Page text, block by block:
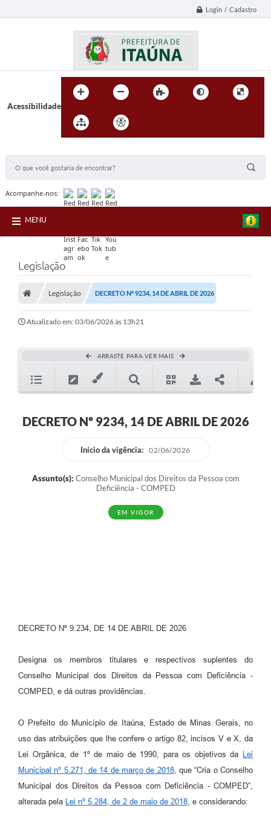
Login / Cadastro
Acessibilidade
Acompanhe-nos:
MENU
Legislação
Legislação DECRETO Nº 9234, 14 DE ABRIL DE 2026
Atualizado em: 03/06/2026 às 13h21
ARRASTE PARA VER MAIS
DECRETO Nº 9234, 14 DE ABRIL DE 2026
Início da vigência: 02/06/2026
Assunto(s): Conselho Municipal dos Direitos da Pessoa com
Deficiência - COMPED
EM VIGOR
DECRETO Nº 9.234, DE 14 DE ABRIL DE 2026
Designa os membros titulares e respectivos suplentes do
Conselho Municipal dos Direitos da Pessoa com Deficiência -
COMPED, e dá outras providências.
O Prefeito do Município de Itaúna, Estado de Minas Gerais, no
uso das atribuições que lhe confere o artigo 82, incisos V e X, da
Lei Orgânica, de 1º de maio de 1990, para os objetivos da Lei
Municipal nº 5.271, de 14 de março de 2018, que “Cria o Conselho
Municipal dos Direitos da Pessoa com Deficiência - COMPED”,
alterada pela Lei nº 5.284, de 2 de maio de 2018, e considerando: